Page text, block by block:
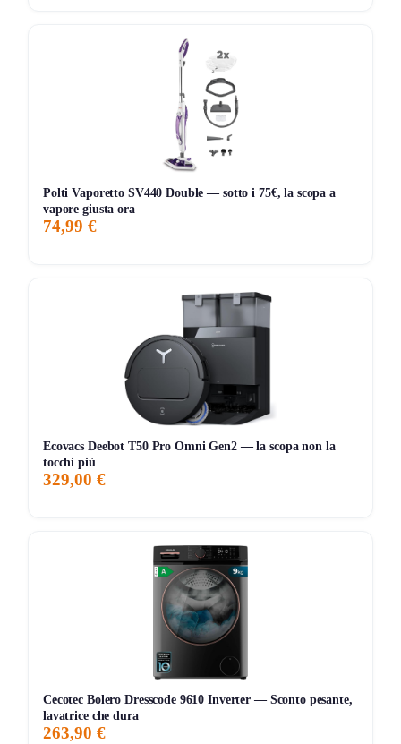
Consigli d’acquisto: valuta la leggerezza se cerchi un
aspirapolvere maneggevole per pulire spesso o su
superfici diverse. La spazzola parquet è utile per chi ha
pavimenti delicati. Considera l’autonomia se devi pulire
ambienti medio-grandi. Comandi manuali e base
qualità/prezzo competitivo, specialmente quando in offerta.
📊 Monitoraggio avviato — il grafico apparirà alla prossima
variazione di prezzo
Polti Vaporetto SV440 Double — sotto i 75€, la scopa a
vapore giusta ora
74,99 €
Ecovacs Deebot T50 Pro Omni Gen2 — la scopa non la
tocchi più
329,00 €
Cecotec Bolero Dresscode 9610 Inverter — Sconto pesante,
lavatrice che dura
263,90 €